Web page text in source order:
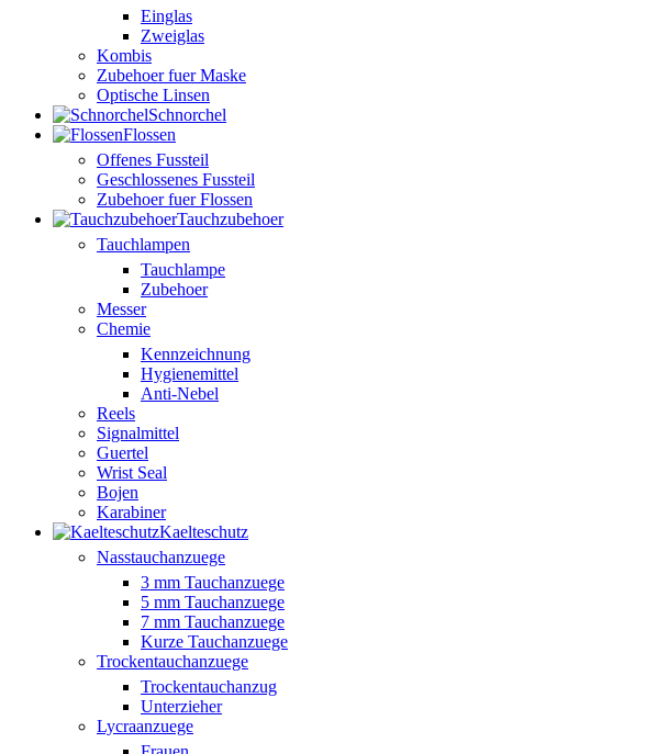
Einglas
Zweiglas
Kombis
Zubehoer fuer Maske
Optische Linsen
Schnorchel
Flossen
Offenes Fussteil
Geschlossenes Fussteil
Zubehoer fuer Flossen
Tauchzubehoer
Tauchlampen
Tauchlampe
Zubehoer
Messer
Chemie
Kennzeichnung
Hygienemittel
Anti-Nebel
Reels
Signalmittel
Guertel
Wrist Seal
Bojen
Karabiner
Kaelteschutz
Nasstauchanzuege
3 mm Tauchanzuege
5 mm Tauchanzuege
7 mm Tauchanzuege
Kurze Tauchanzuege
Trockentauchanzuege
Trockentauchanzug
Unterzieher
Lycraanzuege